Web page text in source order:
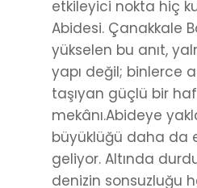
etkileyici nokta hiç
Abidesi. Çanakkale
yükselen bu anıt,
yapı değil; binlerce
taşıyan güçlü bir
mekânı.Abideye
büyüklüğü daha da
geliyor. Altında
denizin sonsuzluğu